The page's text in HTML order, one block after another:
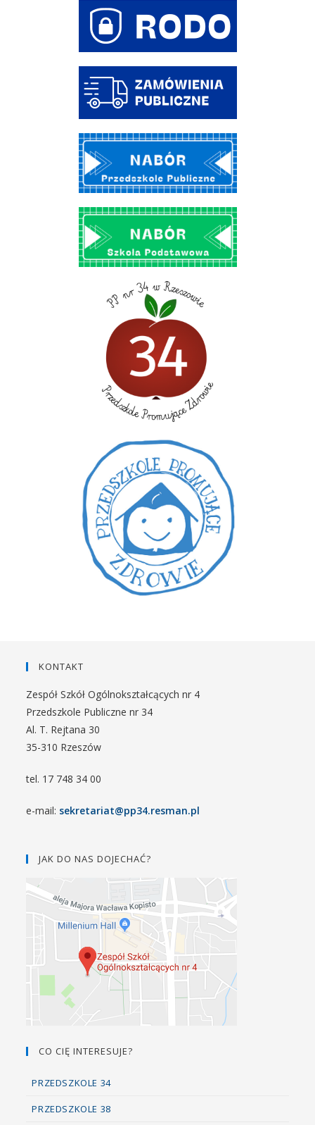
KONTAKT
Zespół Szkół Ogólnokształcących nr 4
Przedszkole Publiczne nr 34
Al. T. Rejtana 30
35-310 Rzeszów
tel. 17 748 34 00
e-mail: sekretariat@pp34.resman.pl
JAK DO NAS DOJECHAĆ?
CO CIĘ INTERESUJE?
PRZEDSZKOLE 34
PRZEDSZKOLE 38